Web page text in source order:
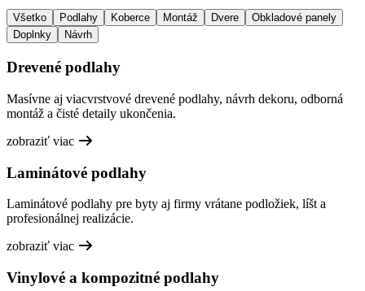
Všetko Podlahy Koberce Montáž Dvere
Obkladové panely
Doplnky
Návrh
Drevené podlahy
Masívne aj viacvrstvové drevené podlahy, návrh dekoru, odborná
montáž a čisté detaily ukončenia.
zobraziť viac
Laminátové podlahy
Laminátové podlahy pre byty aj firmy vrátane podložiek, líšt a
profesionálnej realizácie.
zobraziť viac
Vinylové a kompozitné podlahy